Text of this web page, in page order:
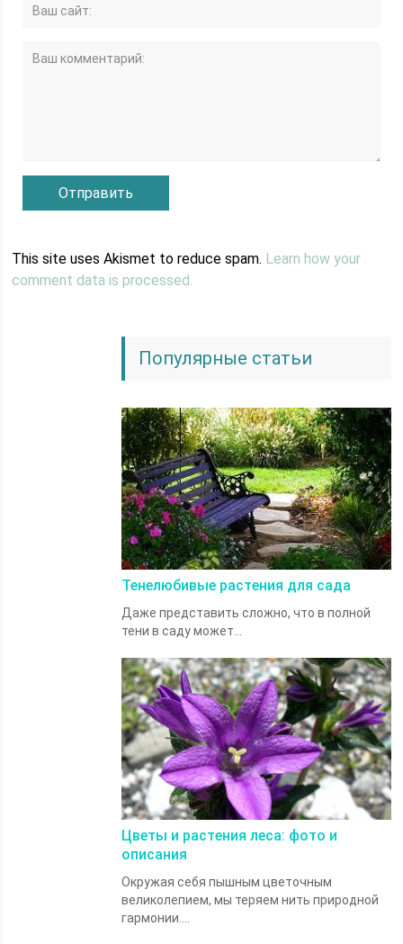
This site uses Akismet to reduce spam. Learn how your
comment data is processed.
Популярные статьи
Тенелюбивые растения для сада
Даже представить сложно, что в полной
тени в саду может...
Цветы и растения леса: фото и
описания
Окружая себя пышным цветочным
великолепием, мы теряем нить природной
гармонии....